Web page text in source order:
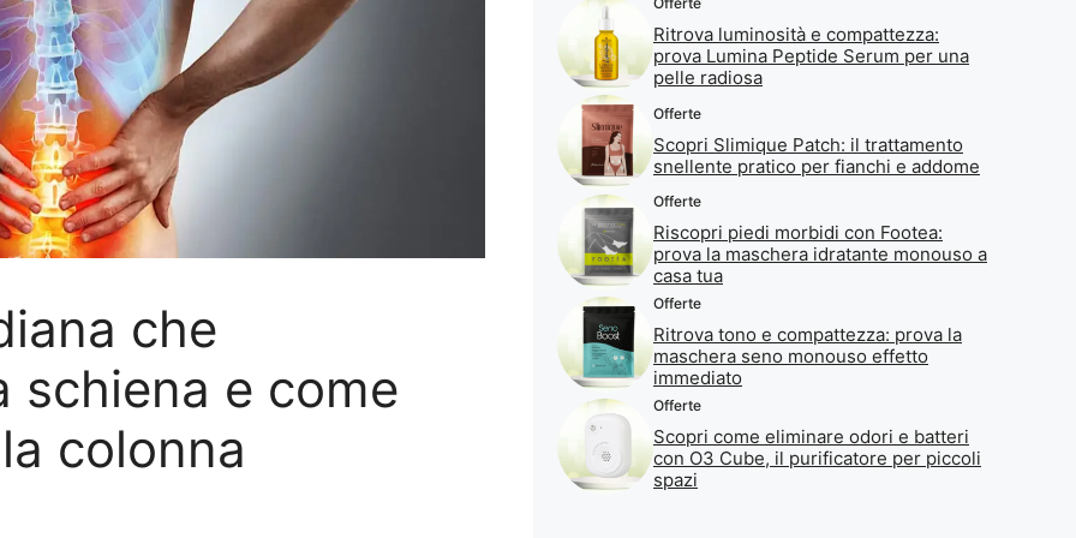
che
schiena e come
colonna
Ritrova luminosità e compattezza:
prova Lumina Peptide Serum per una
pelle radiosa
Offerte
Scopri Slimique Patch: il trattamento
snellente pratico per fianchi e addome
Offerte
Riscopri piedi morbidi con Footea:
prova la maschera idratante monouso a
casa tua
Offerte
Ritrova tono e compattezza: prova la
maschera seno monouso effetto
immediato
Offerte
Scopri come eliminare odori e batteri
con O3 Cube, il purificatore per piccoli
spazi